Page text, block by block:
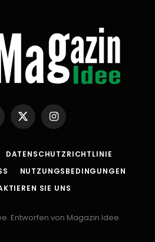
X
(Twitter)
Instagram
DATENSCHUTZRICHTLINIE
NUTZUNGSBEDINGUNGEN
SIE UNS
Entworfen von Magazin Idee.